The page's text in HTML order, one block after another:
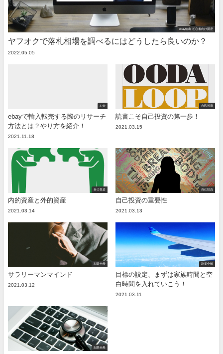
ebay輸出 初心者向け講座
ヤフオクで落札相場を調べるにはどうしたら良いのか？
2022.05.05
お金
ebayで輸入転売する際のリサーチ
方法とは？やり方を紹介！
2021.11.18
自己投資
読書こそ自己投資の第一歩！
2021.03.15
自己投資
内的資産と外的資産
2021.03.14
自己投資
自己投資の重要性
2021.03.13
副業全般
サラリーマンマインド
2021.03.12
副業全般
目標の設定、まずは家族時間と空
白時間を入れていこう！
2021.03.11
副業全般